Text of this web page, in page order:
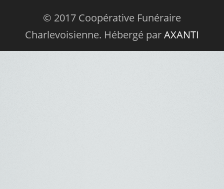
© 2017 Coopérative Funéraire
Charlevoisienne. Hébergé parAXANTI